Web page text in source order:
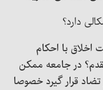
دارد؟
با احکام
در جامعه ممکن
قرار گیرد خصوصا